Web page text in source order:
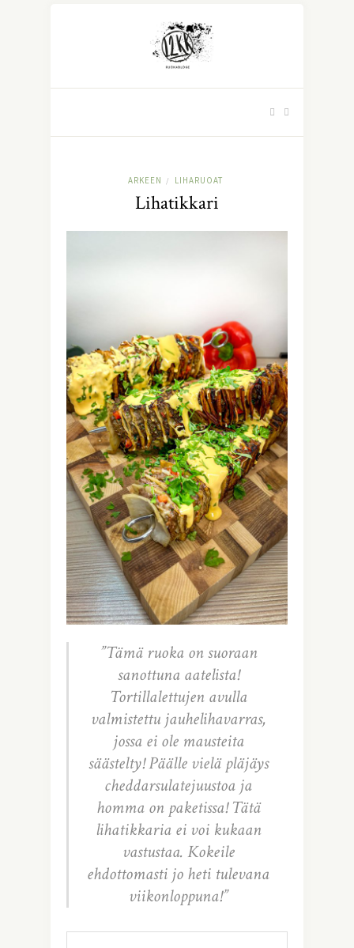
ARKEEN / LIHARUOAT
Lihatikkari
”Tämä ruoka on suoraan
sanottuna aatelista!
Tortillalettujen avulla
valmistettu jauhelihavarras,
jossa ei ole mausteita
säästelty! Päälle vielä pläjäys
cheddarsulatejuustoa ja
homma on paketissa! Tätä
lihatikkaria ei voi kukaan
vastustaa. Kokeile
ehdottomasti jo heti tulevana
viikonloppuna!”